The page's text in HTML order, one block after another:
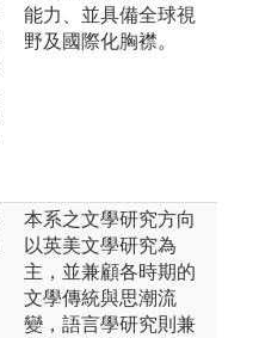
能力、並具備全球視
野及國際化胸襟。
本系之文學研究方向
以英美文學研究為
主，並兼顧各時期的
文學傳統與思潮流
變，語言學研究則兼